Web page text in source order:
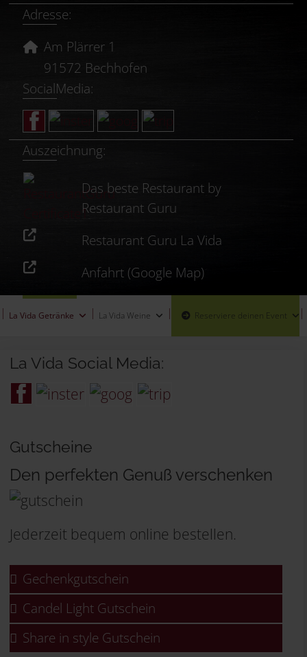
Adresse:
Am Plärrer 1
91572 Bechhofen
SocialMedia:
Auszeichnung:
Das beste Restaurant by
Restaurant Guru
Restaurant Guru La Vida
Anfahrt (Google Map)
La Vida Getränke La Vida Weine Reserviere deinen Event
La Vida Social Media:
Gutscheine
Den perfekten Genuß verschenken
Jederzeit bequem online bestellen.
Gechenkgutschein
Candel Light Gutschein
Share in style Gutschein